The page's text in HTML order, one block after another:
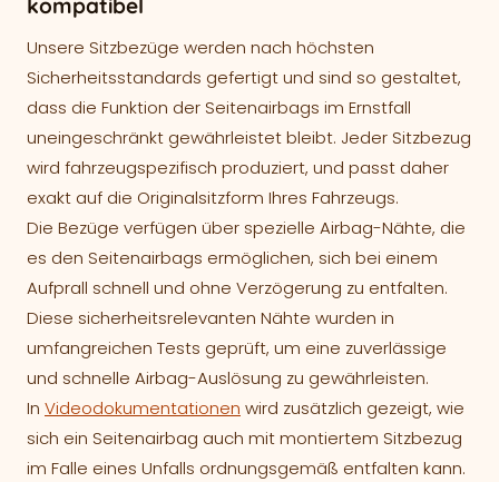
kompatibel
Unsere Sitzbezüge werden nach höchsten
Sicherheitsstandards gefertigt und sind so gestaltet,
dass die Funktion der Seitenairbags im Ernstfall
uneingeschränkt gewährleistet bleibt. Jeder Sitzbezug
wird fahrzeugspezifisch produziert, und passt daher
exakt auf die Originalsitzform Ihres Fahrzeugs.
Die Bezüge verfügen über spezielle Airbag-Nähte, die
es den Seitenairbags ermöglichen, sich bei einem
Aufprall schnell und ohne Verzögerung zu entfalten.
Diese sicherheitsrelevanten Nähte wurden in
umfangreichen Tests geprüft, um eine zuverlässige
und schnelle Airbag-Auslösung zu gewährleisten.
In Videodokumentationen wird zusätzlich gezeigt, wie
sich ein Seitenairbag auch mit montiertem Sitzbezug
im Falle eines Unfalls ordnungsgemäß entfalten kann.